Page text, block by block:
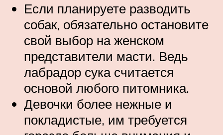
Если планируете разводить
собак, обязательно остановите
свой выбор на женском
представители масти. Ведь
лабрадор сука считается
основой любого питомника.
Девочки более нежные и
покладистые, им требуется